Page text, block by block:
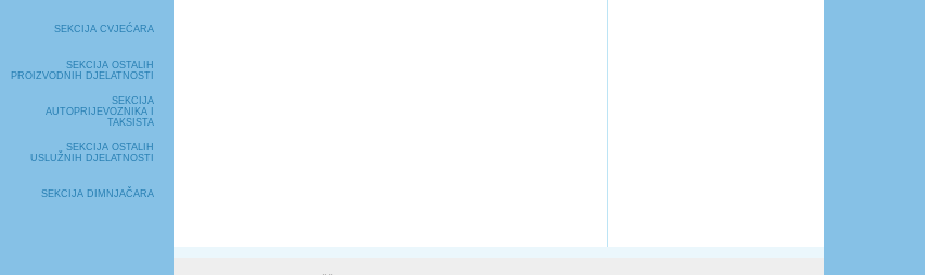
SEKCIJA CVJEĆARA
SEKCIJA OSTALIH
PROIZVODNIH DJELATNOSTI
SEKCIJA
AUTOPRIJEVOZNIKA I
TAKSISTA
SEKCIJA OSTALIH
USLUŽNIH DJELATNOSTI
SEKCIJA DIMNJAČARA